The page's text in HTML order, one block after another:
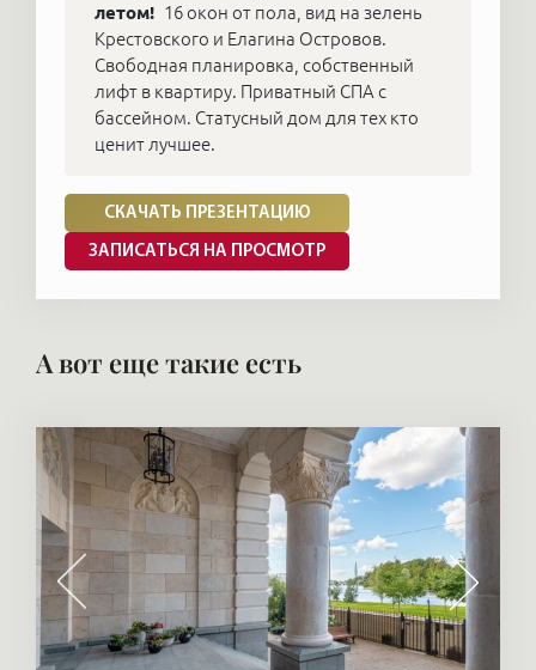
летом! 16 окон от пола, вид на зелень
Крестовского и Елагина Островов.
Свободная планировка, собственный
лифт в квартиру. Приватный СПА с
бассейном. Статусный дом для тех кто
ценит лучшее.
СКАЧАТЬ ПРЕЗЕНТАЦИЮ
ЗАПИСАТЬСЯ НА ПРОСМОТР
А вот еще такие есть